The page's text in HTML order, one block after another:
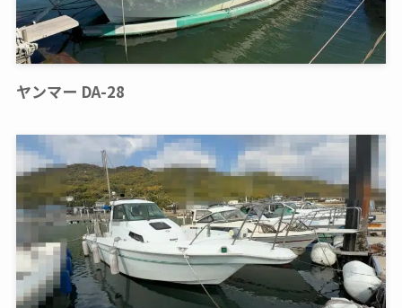
ヤンマー DA-28